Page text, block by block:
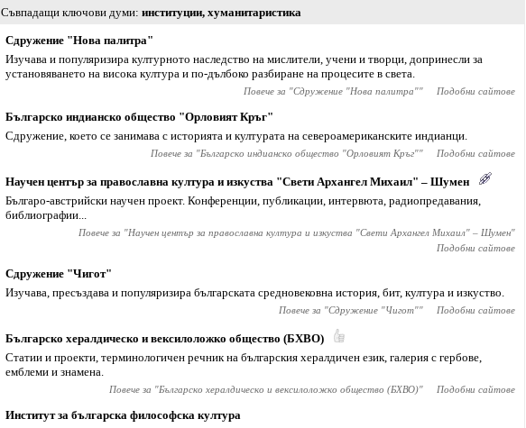
Съвпадащи ключови думи институции, хуманитаристика
Сдружение "Нова палитра"
Изучава и популяризира културното наследство на мислители, учени и творци, допринесли за
установяването на висока култура и по-дълбоко разбиране на процесите в света.
Повече за "Сдружение "Нова палитра"" Подобни сайтове
Българско индианско общество "Орловият Кръг"
Сдружение, което се занимава с историята и културата на североамериканските индианци.
Повече за "Българско индианско общество "Орловият Кръг"" Подобни сайтове
Научен център за православна култура и изкуства "Свети Архангел Михаил" – Шумен
Българо-австрийски научен проект. Конференции, публикации, интервюта, радиопредавания,
библиографии...
Повече за "Научен център за православна култура и изкуства "Свети Архангел Михаил" – Шумен"
Подобни сайтове
Сдружение "Чигот"
Изучава, пресъздава и популяризира българската средновековна история, бит, култура и изкуство.
Повече за "Сдружение "Чигот"" Подобни сайтове
Българско хералдическо и вексилоложко общество (БХВО)
Статии и проекти, терминологичен речник на българския хералдичен език, галерия с гербове,
емблеми и знамена.
Повече за "Българско хералдическо и вексилоложко общество (БХВО)" Подобни сайтове
Институт за българска философска култура